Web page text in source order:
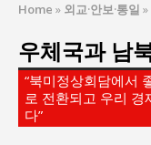
“
현”
김
이
Home » 외교·안보·통일 »
우체국과 남
“북미정상회담에서
로 전환되고 우리
다”